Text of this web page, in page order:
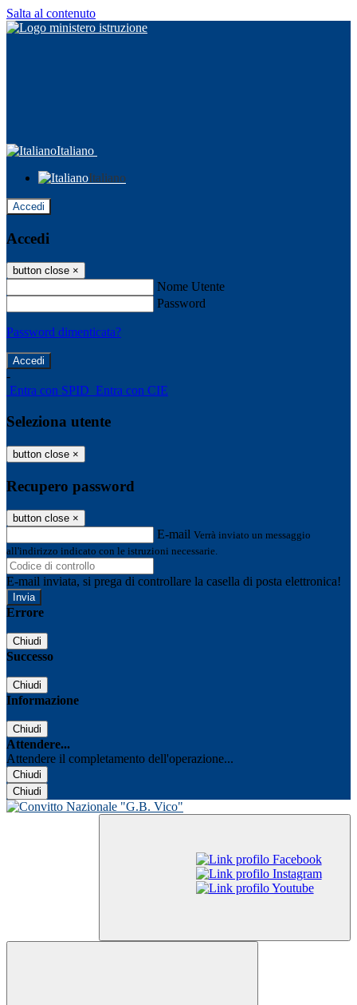
Salta al contenuto
Italiano
Italiano
Accedi
Accedi
button close ×
Nome Utente
Password
Password dimenticata?
-
Entra con SPID Entra con CIE
Seleziona utente
button close ×
Recupero password
button close ×
E-mail Verrà inviato un messaggio
all'indirizzo indicato con le istruzioni necessarie.
E-mail inviata, si prega di controllare la casella di posta elettronica!
Errore
Chiudi
Successo
Chiudi
Informazione
Chiudi
Attendere...
Attendere il completamento dell'operazione...
Chiudi
Chiudi